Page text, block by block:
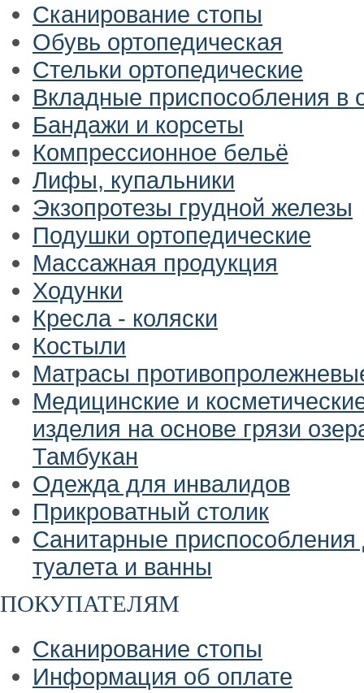
Сканирование стопы
Обувь ортопедическая
Стельки ортопедические
Вкладные приспособления в
Бандажи и корсеты
Компрессионное бельё
Лифы, купальники
Экзопротезы грудной железы
Подушки ортопедические
Массажная продукция
Ходунки
Кресла - коляски
Костыли
Матрасы
Медицинские и
изделия на основе грязи
Тамбукан
Одежда для инвалидов
Прикроватный столик
Санитарные приспособления
туалета и ванны
ПОКУПАТЕЛЯМ
Сканирование стопы
Информация об оплате